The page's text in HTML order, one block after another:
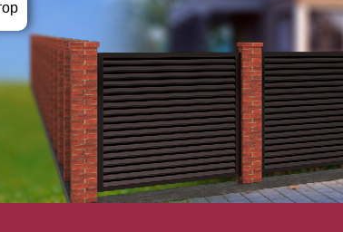
Горизонтальные заборы
Высокие заборы
Красивые, дизайнерские заборы
ВЫБОР ПО СПОСОБУ МОНТАЖА
Заборы под ключ
Готовые заборы